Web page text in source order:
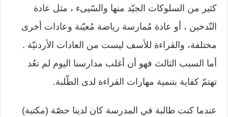
كثير من السلوكات الجيّد منها والسّيىء ، مثل عادة
التّدخين ، أو عادة مُمارسة رياضة مُعيّنة وعادات أخرى
مختلفة، والقراءة للأسف ليست من العادات الأردنيّة .
أما السبب الثالث فهو أن أغلب مدارسنا اليوم لم تعُد
تهتمّ كفاية بتنمية مهارات القراءة لدى الطّلبة.
عندما كنت طالبة في المدرسة كان لدينا حصّة (مكتبة)